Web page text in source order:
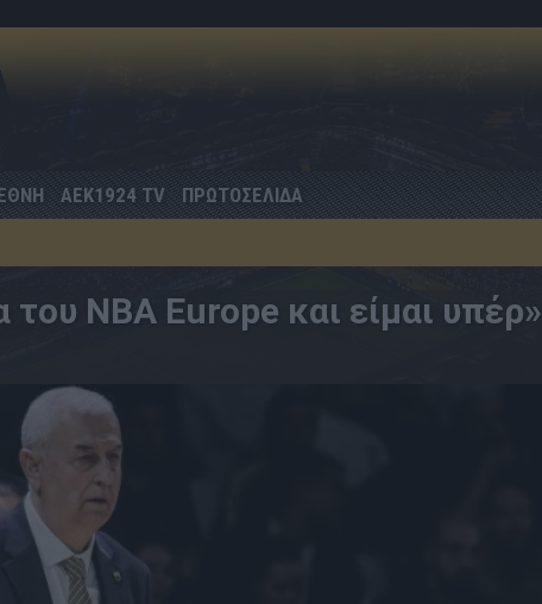
AEK1924 TV
ΠΡΩΤΟΣΕΛΙΔΑ
NBA Europe και είμαι υπέρ»